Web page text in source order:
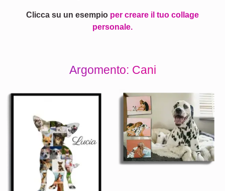
Clicca su un esempio per creare il tuo collage
personale.
Argomento: Cani